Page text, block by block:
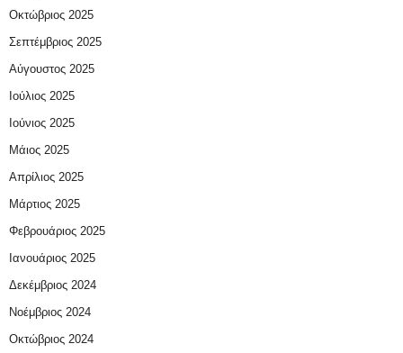
Οκτώβριος 2025
Σεπτέμβριος 2025
Αύγουστος 2025
Ιούλιος 2025
Ιούνιος 2025
Μάιος 2025
Απρίλιος 2025
Μάρτιος 2025
Φεβρουάριος 2025
Ιανουάριος 2025
Δεκέμβριος 2024
Νοέμβριος 2024
Οκτώβριος 2024